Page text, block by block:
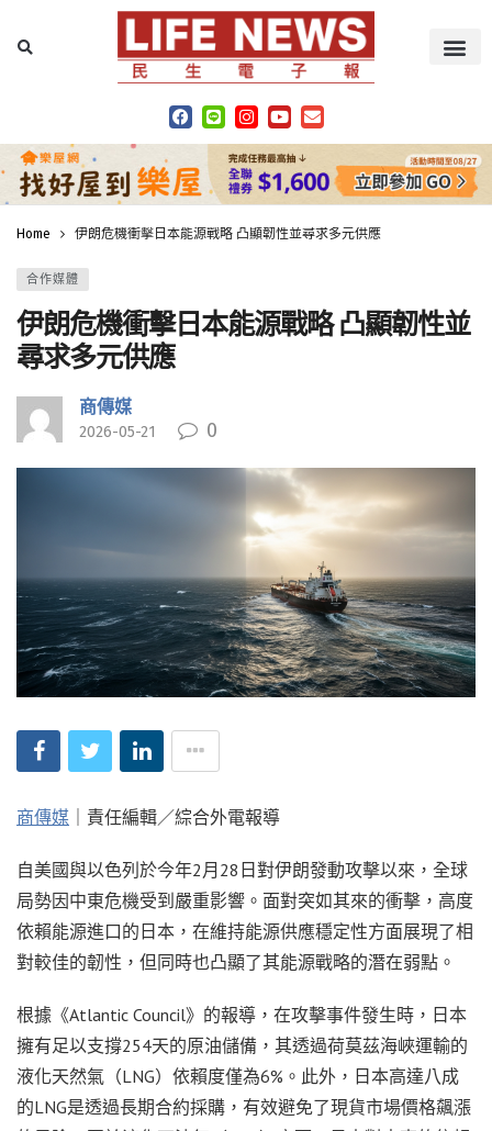
Home 伊朗危機衝擊日本能源戰略 凸顯韌性並尋求多元供應
合作媒體
伊朗危機衝擊日本能源戰略 凸顯韌性並
尋求多元供應
商傳媒
2026-05-21 0
商傳媒 ｜責任編輯／綜合外電報導
自美國與以色列於今年2月28日對伊朗發動攻擊以來，全球
局勢因中東危機受到嚴重影響。面對突如其來的衝擊，高度
依賴能源進口的日本，在維持能源供應穩定性方面展現了相
對較佳的韌性，但同時也凸顯了其能源戰略的潛在弱點。
根據《Atlantic Council》的報導，在攻擊事件發生時，日本
擁有足以支撐254天的原油儲備，其透過荷莫茲海峽運輸的
液化天然氣（LNG）依賴度僅為6%。此外，日本高達八成
的LNG是透過長期合約採購，有效避免了現貨市場價格飆漲